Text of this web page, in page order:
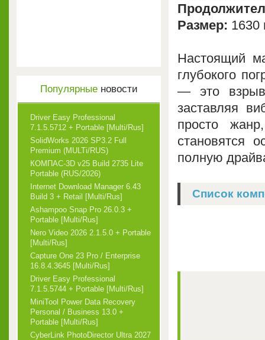
Размер: 1630
Настоящий
глубокого
— это взрыв
заставляя
просто
становятся
полную
Список
Популярныеновости
Driver Easy Professional
7.1.5.5712 + Portable [Multi/Rus]
SolidWorks 2026 SP3.2 Full
Premium (MULTi/RUS)
КОМПАС-3D v25 Build 2735 Lite
Portable (RUS/2026)
Internet Download Manager 6.43
Build 3 + Retail [Multi/Rus]
Ashampoo Snap Pro 26.0.3 +
Portable [Multi/Rus]
Nero Video 2026 2.1.5.0 + Portable
[Multi/Rus]
Capture One 23 Pro / Enterprise
16.8.4.3645 [Multi/Rus]
Driver Easy Professional
7.1.5.5744 + Portable [Multi/Rus]
MiniTool Power Data Recovery
Personal / Business 13.0 +
Portable [Multi/Rus]
CyberLink PhotoDirector Ultra 2027